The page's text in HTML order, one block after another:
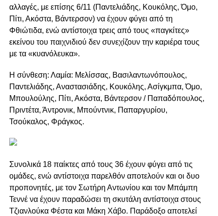
αλλαγές, με επίσης 6/11 (Παντελιάδης, Κουκόλης, Όμο,
Πίτι, Ακόστα, Βάντερσον) να έχουν φύγει από τη
Φθιώτιδα, ενώ αντίστοιχα τρεις από τους «παγκίτες»
εκείνου του παιχνιδιού δεν συνεχίζουν την καριέρα τους
με τα «κυανόλευκα».
Η σύνθεση: Λαμία: Μελίσσας, Βασιλαντωνόπουλος,
Παντελιάδης, Αναστασιάδης, Κουκόλης, Ασίγκμπα, Όμο,
Μπουλούλης, Πίτι, Ακόστα, Βάντερσον / Παπαδόπουλος,
Πριντέτα, Άντρονικ, Μπούντνικ, Παπαργυρίου,
Τσούκαλος, Φράγκος.
Συνολικά 18 παίκτες από τους 36 έχουν φύγει από τις
ομάδες, ενώ αντίστοιχα παρελθόν αποτελούν και οι δυο
προπονητές, με τον Σωτήρη Αντωνίου και τον Μπάμπη
Τεννέ να έχουν παραδώσει τη σκυτάλη αντίστοιχα στους
Τζιανλούκα Φέστα και Μάκη Χάβο. Παράδοξο αποτελεί